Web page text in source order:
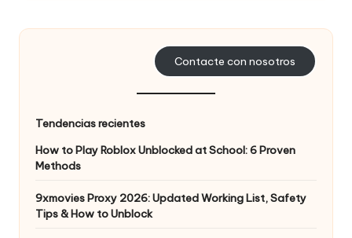
Contacte con nosotros
Tendencias recientes
How to Play Roblox Unblocked at School: 6 Proven
Methods
9xmovies Proxy 2026: Updated Working List, Safety
Tips & How to Unblock